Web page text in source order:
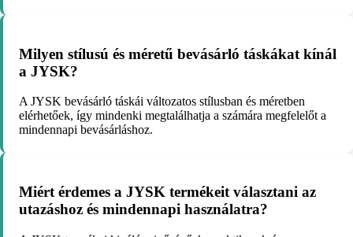
Milyen stílusú és méretű bevásárló táskákat kínál
a JYSK?
A JYSK bevásárló táskái változatos stílusban és méretben
elérhetőek, így mindenki megtalálhatja a számára megfelelőt a
mindennapi bevásárláshoz.
Miért érdemes a JYSK termékeit választani az
utazáshoz és mindennapi használatra?